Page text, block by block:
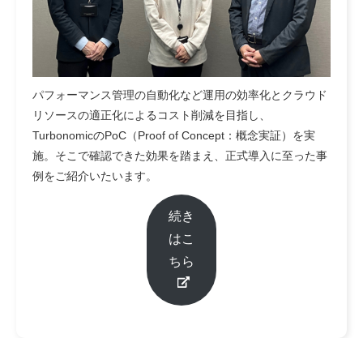
パフォーマンス管理の自動化など運用の効率化とクラウド
リソースの適正化によるコスト削減を目指し、
TurbonomicのPoC（Proof of Concept：概念実証）を実
施。そこで確認できた効果を踏まえ、正式導入に至った事
例をご紹介いたいます。
続き
はこ
ちら